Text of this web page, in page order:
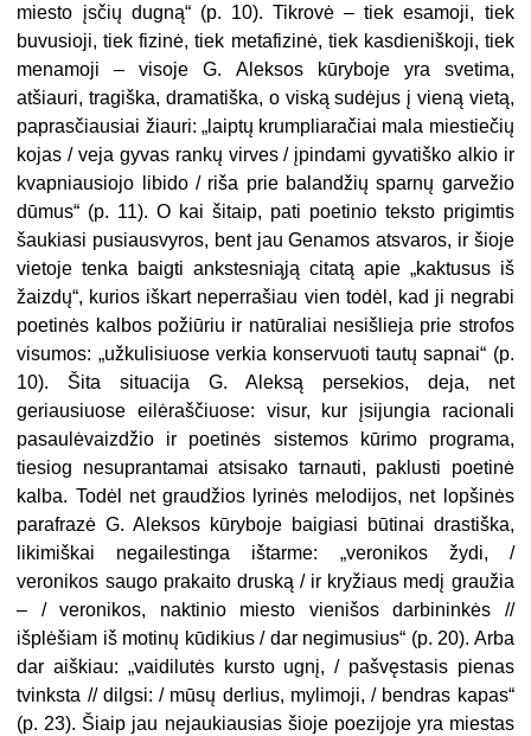
miesto įsčių dugną“ (p. 10). Tikrovė – tiek esamoji, tiek
buvusioji, tiek fizinė, tiek metafi­zinė, tiek kasdieniškoji, tiek
menamo­ji – visoje G. Aleksos kūryboje yra sve­tima,
atšiauri, tragiška, dramatiška, o viską sudėjus į vieną vietą,
papras­čiausiai žiauri: „laiptų krumpliaračiai mala miestiečių
kojas / veja gyvas ran­kų virves / įpindami gyvatiško alkio ir
kvapniausiojo libido / riša prie balan­džių sparnų garvežio
dūmus“ (p. 11). O kai šitaip, pati poetinio teksto pri­gimtis
šaukiasi pusiausvyros, bent jau Genamos atsvaros, ir šioje
vietoje tenka baigti ankstesniąją citatą apie „kaktusus iš
žaizdų“, kurios iškart ne­perrašiau vien todėl, kad ji negrabi
poetinės kalbos požiūriu ir natūraliai nesišlieja prie strofos
visumos: „užku­lisiuose verkia konservuoti tautų sap­nai“ (p.
10). Šita situacija G. Aleksą persekios, deja, net
geriausiuose eilė­raščiuose: visur, kur įsijungia racionali
pasaulėvaizdžio ir poetinės sistemos kūrimo programa,
tiesiog nesupranta­mai atsisako tarnauti, paklusti poetinė
kalba. Todėl net graudžios lyrinės me­lodijos, net lopšinės
parafrazė G. Alek­sos kūryboje baigiasi būtinai drastiš­ka,
likimiškai negailestinga ištarme: „veronikos žydi, /
veronikos saugo pra­kaito druską / ir kryžiaus medį grau­žia
– / veronikos, naktinio miesto vie­nišos darbininkės //
išplėšiam iš moti­nų kūdikius / dar negimusius“ (p. 20). Arba
dar aiškiau: „vaidilutės kursto ug­nį, / pašvęstasis pienas
tvinksta // dilg­si: / mūsų derlius, mylimoji, / bendras kapas“
(p. 23). Šiaip jau nejaukiausias šioje poezijoje yra miestas